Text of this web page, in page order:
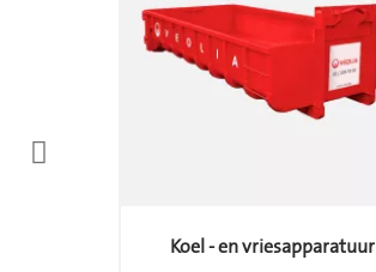
Koel - en vriesapparatuur